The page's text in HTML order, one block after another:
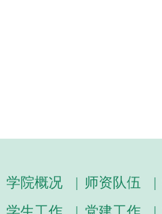
学院概况 | 师资队伍 |